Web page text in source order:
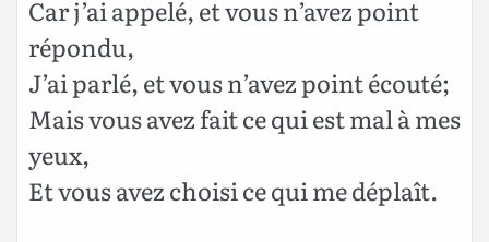
Car j’ai appelé, et vous n’avez point
répondu,
J’ai parlé, et vous n’avez point écouté;
Mais vous avez fait ce qui est mal à mes
yeux,
Et vous avez choisi ce qui me déplaît.